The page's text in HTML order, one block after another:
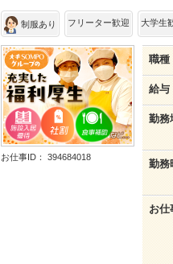
制服あり フリーター歓迎 大学生
お仕事ID： 394684018
職種
給与
勤務
勤務
お仕